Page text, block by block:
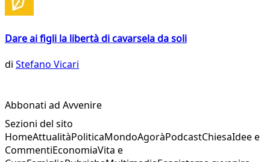
Dare ai figli la libertà di cavarsela da soli
di Stefano Vicari
Abbonati ad Avvenire
Sezioni del sito
HomeAttualitàPoliticaMondoAgoràPodcastChiesaIdee e
CommentiEconomiaVita e